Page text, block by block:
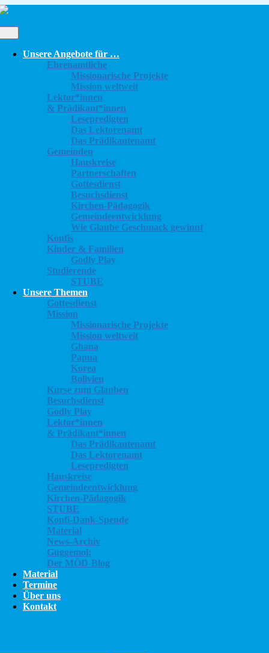
Skip
content
Button
Unsere Angebote für …
Ehrenamtliche
Missionarische Projekte
Mission weltweit
Lektor*innen
& Prädikant*innen
Lesepredigten
Das Lektorenamt
Das Prädikantenamt
Gemeinden
Hauskreise
Partnerschaften
Gottesdienst
Besuchsdienst
Kirchen-Pädagogik
Gemeindeentwicklung
Wie Glaube Geschmack gewinnt
Konfis
Kinder & Familien
Godly Play
Studierende
STUBE
Unsere Themen
Gottesdienst
Mission
Missionarische Projekte
Mission weltweit
Ghana
Papua
Korea
Bolivien
Kurse zum Glauben
Besuchsdienst
Godly Play
Lektor*innen
& Prädikant*innen
Das Prädikantenamt
Das Lektorenamt
Lesepredigten
Hauskreise
Gemeindeentwicklung
Kirchen-Pädagogik
STUBE
Konfi-Dank-Spende
Material
News-Archiv
Guggemol:
Der MÖD-Blog
Material
Termine
Über uns
Kontakt